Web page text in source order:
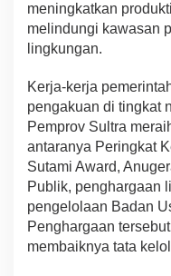
meningkatkan
melindungi kawasan
lingkungan.
Kerja-kerja
pengakuan di tingkat
Pemprov Sultra
antaranya Peringkat
Sutami Award,
Publik, penghargaan
pengelolaan Badan
Penghargaan
membaiknya tata